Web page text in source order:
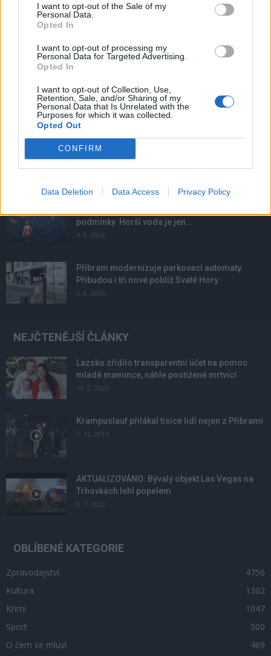
I want to opt-out of the Sale of my
Personal Data.
Opted In
I want to opt-out of processing my
Personal Data for Targeted Advertising.
Opted In
I want to opt-out of Collection, Use,
Retention, Sale, and/or Sharing of my
Personal Data that Is Unrelated with the
Purposes for which it was collected.
Opted Out
CONFIRM
Data Deletion Data Access Privacy Policy
NOVINKY
Obděnice vzpomínaly na filmovou legendu
podmínky. Horší voda je jen...
4. 8. 2026
Příbram modernizuje parkovací automaty.
Přibudou i tři nové poblíž Svaté Hory
3. 8. 2026
NEJČTENĚJŠÍ ČLÁNKY
Lazsko zřídilo transparentní účet na pomoc
mladé mamince, náhle postižené mrtvicí
14. 2. 2023
Krampuslauf přilákal tisíce lidí nejen z Příbrami
2. 12. 2016
AKTUALIZOVÁNO: Bývalý objekt Las Vegas na
Trhovkách lehl popelem
8. 7. 2023
OBLÍBENÉ KATEGORIE
Zpravodajství
4756
Kultura
1302
Krimi
1047
Sport
500
O čem se mluví
469